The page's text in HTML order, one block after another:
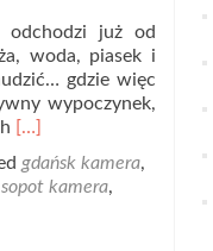
odchodzi już od
woda, piasek i
gdzie więc
wypoczynek,
Read
about
Gdzie
[…]
gdańsk kamera,
sopot kamera,